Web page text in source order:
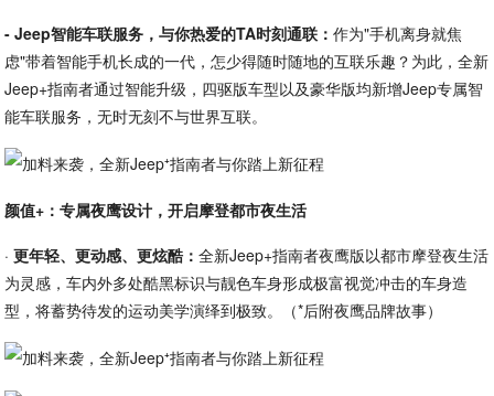
- Jeep智能车联服务，与你热爱的TA时刻通联：作为"手机离身就焦
虑"带着智能手机长成的一代，怎少得随时随地的互联乐趣？为此，全新
Jeep+指南者通过智能升级，四驱版车型以及豪华版均新增Jeep专属智
能车联服务，无时无刻不与世界互联。
颜值+：专属夜鹰设计，开启摩登都市夜生活
·更年轻、更动感、更炫酷：全新Jeep+指南者夜鹰版以都市摩登夜生活
为灵感，车内外多处酷黑标识与靓色车身形成极富视觉冲击的车身造
型，将蓄势待发的运动美学演绎到极致。（*后附夜鹰品牌故事）